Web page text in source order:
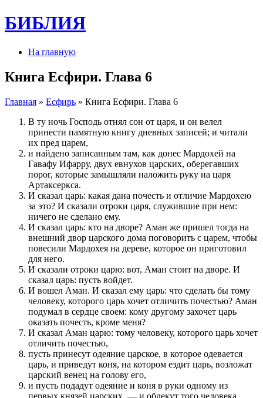
БИБЛИЯ
На главную
Книга Есфири. Глава 6
Главная » Есфирь » Книга Есфири. Глава 6
В ту ночь Господь отнял сон от царя, и он велел
принести памятную книгу дневных записей; и читали
их пред царем,
и найдено записанным там, как донес Мардохей на
Гавафу Ифарру, двух евнухов царских, оберегавших
порог, которые замышляли наложить руку на царя
Артаксеркса.
И сказал царь: какая дана почесть и отличие Мардохею
за это? И сказали отроки царя, служившие при нем:
ничего не сделано ему.
И сказал царь: кто на дворе? Аман же пришел тогда на
внешний двор царского дома поговорить с царем, чтобы
повесили Мардохея на дереве, которое он приготовил
для него.
И сказали отроки царю: вот, Аман стоит на дворе. И
сказал царь: пусть войдет.
И вошел Аман. И сказал ему царь: что сделать бы тому
человеку, которого царь хочет отличить почестью? Аман
подумал в сердце своем: кому другому захочет царь
оказать почесть, кроме меня?
И сказал Аман царю: тому человеку, которого царь хочет
отличить почестью,
пусть принесут одеяние царское, в которое одевается
царь, и приведут коня, на котором ездит царь, возложат
царский венец на голову его,
и пусть подадут одеяние и коня в руки одному из
первых князей царских, — и облекут того человека,